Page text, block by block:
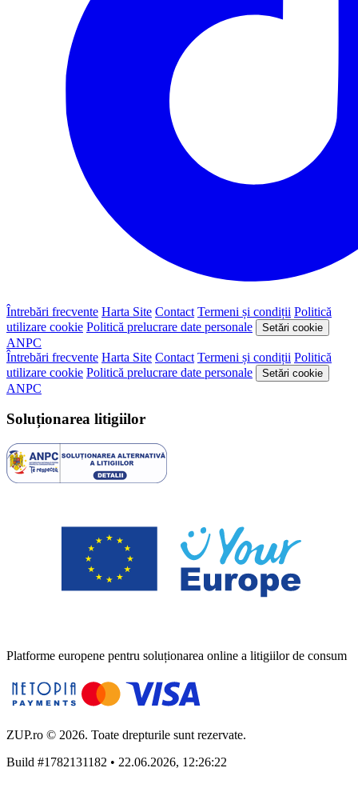
Întrebări frecvente Harta Site Contact Termeni și condiții Politică
utilizare cookie Politică prelucrare date personale Setări cookie
ANPC
Întrebări frecvente Harta Site Contact Termeni și condiții Politică
utilizare cookie Politică prelucrare date personale Setări cookie
ANPC
Soluționarea litigiilor
Platforme europene pentru soluționarea online a litigiilor de consum
ZUP.ro © 2026. Toate drepturile sunt rezervate.
Build #1782131182 • 22.06.2026, 12:26:22